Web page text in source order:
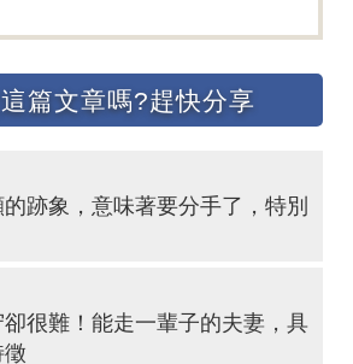
跡象，意味著要分手了，特別
很難！能走一輩子的夫妻，具